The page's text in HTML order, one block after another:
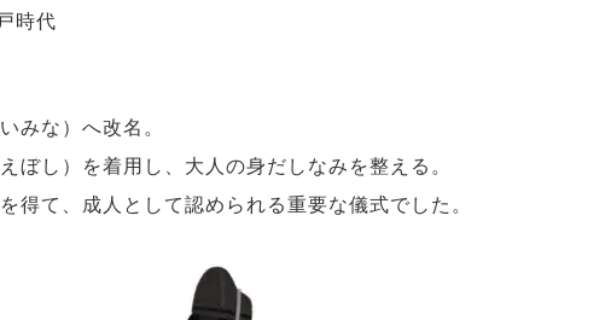
時代
みな）へ改名。
ぼし）を着用し、大人の身だしなみを整える。
得て、成人として認められる重要な儀式でした。